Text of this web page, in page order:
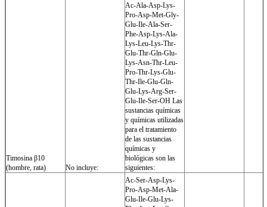
Timosina β10
(hombre, rata)
No incluye:
Ac-Ala-Asp-Lys-
Pro-Asp-Met-Gly-
Glu-Ile-Ala-Ser-
Phe-Asp-Lys-Ala-
Lys-Leu-Lys-Thr-
Glu-Thr-Gln-Glu-
Lys-Asn-Thr-Leu-
Pro-Thr-Lys-Glu-
Thr-Ile-Glu-Gln-
Glu-Lys-Arg-Ser-
Glu-Ile-Ser-OH Las
sustancias químicas
y químicas utilizadas
para el tratamiento
de las sustancias
químicas y
biológicas son las
siguientes:
Ac-Ser-Asp-Lys-
Pro-Asp-Met-Ala-
Glu-Ile-Glu-Lys-